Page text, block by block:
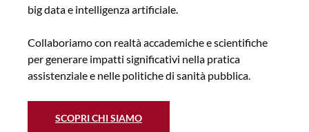
big data e intelligenza artificiale.
Collaboriamo con realtà accademiche e scientifiche
per generare impatti significativi nella pratica
assistenziale e nelle politiche di sanità pubblica.
SCOPRI CHI SIAMO